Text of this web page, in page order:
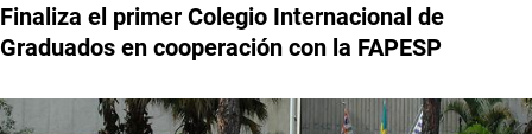
Finaliza el primer Colegio Internacional de
Graduados en cooperación con la FAPESP